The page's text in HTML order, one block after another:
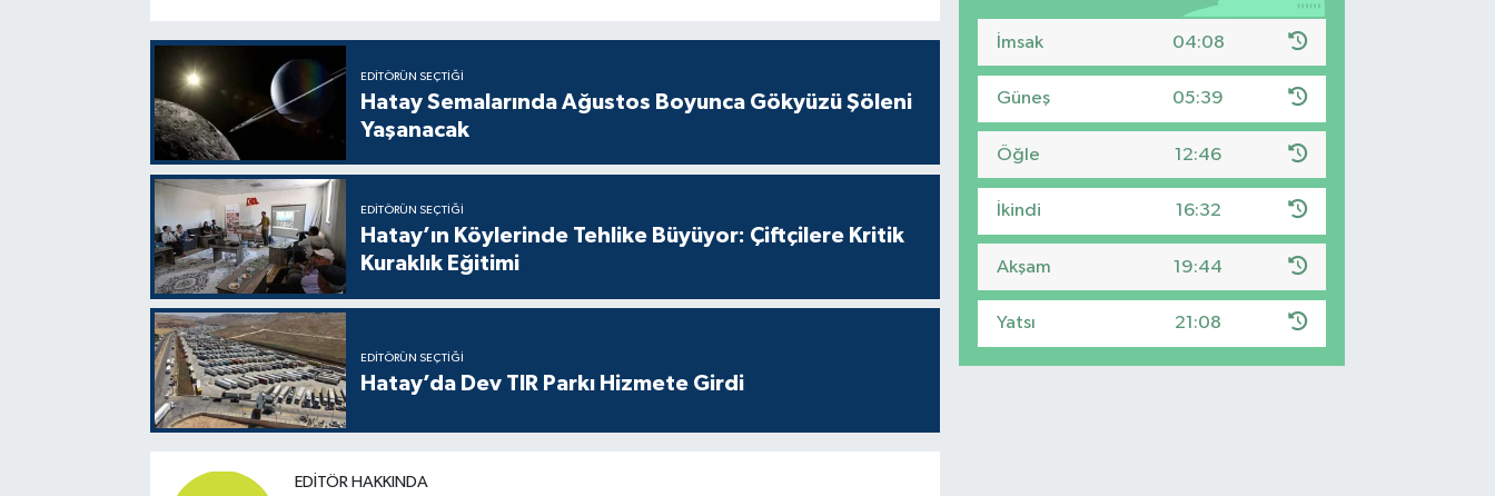
EDITÖRÜN SEÇTIĞI
Hatay Semalarında Ağustos Boyunca Gökyüzü Şöleni
Yaşanacak
EDITÖRÜN SEÇTIĞI
Hatay’ın Köylerinde Tehlike Büyüyor: Çiftçilere Kritik
Kuraklık Eğitimi
EDITÖRÜN SEÇTIĞI
Hatay’da Dev TIR Parkı Hizmete Girdi
EDITÖR HAKKINDA
İmsak 04:08
Güneş 05:39
Öğle 12:46
İkindi 16:32
Akşam 19:44
Yatsı 21:08